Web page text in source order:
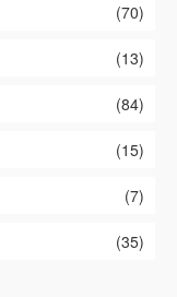
(70)
(13)
(84)
(15)
(7)
(35)